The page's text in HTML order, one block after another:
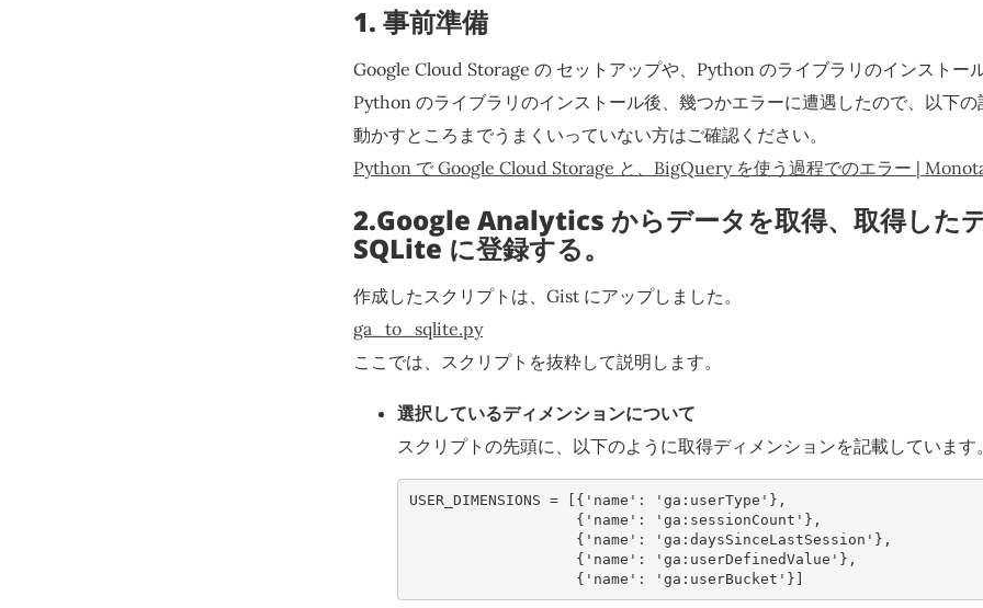
1. 事前準備
Google Cloud Storage の セットアップや、Python のライブラリのインストー
Python のライブラリのインストール後、幾つかエラーに遭遇したので、以下
動かすところまでうまくいっていない方はご確認ください。
Python で Google Cloud Storage と、BigQuery を使う過程でのエラー |
2.Google Analytics からデータを取得、取得した
SQLite に登録する。
作成したスクリプトは、Gist にアップしました。
ga_to_sqlite.py
ここでは、スクリプトを抜粋して説明します。
選択しているディメンションについて
スクリプトの先頭に、以下のように取得ディメンションを記載しています
USER_DIMENSIONS = [{ 'name' : 'ga:userType' },
{ 'name' : 'ga:sessionCount' },
{ 'name' : 'ga:daysSinceLastSession' },
{ 'name' : 'ga:userDefinedValue' },
{ 'name' : 'ga:userBucket' }]